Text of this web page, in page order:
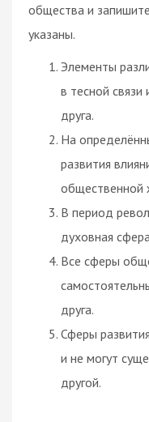
общества и
указаны.
Элементы
в тесной связи
друга.
На
развития
общественной
В период
духовная
Все сферы
друга.
Сферы
и не могут
другой.